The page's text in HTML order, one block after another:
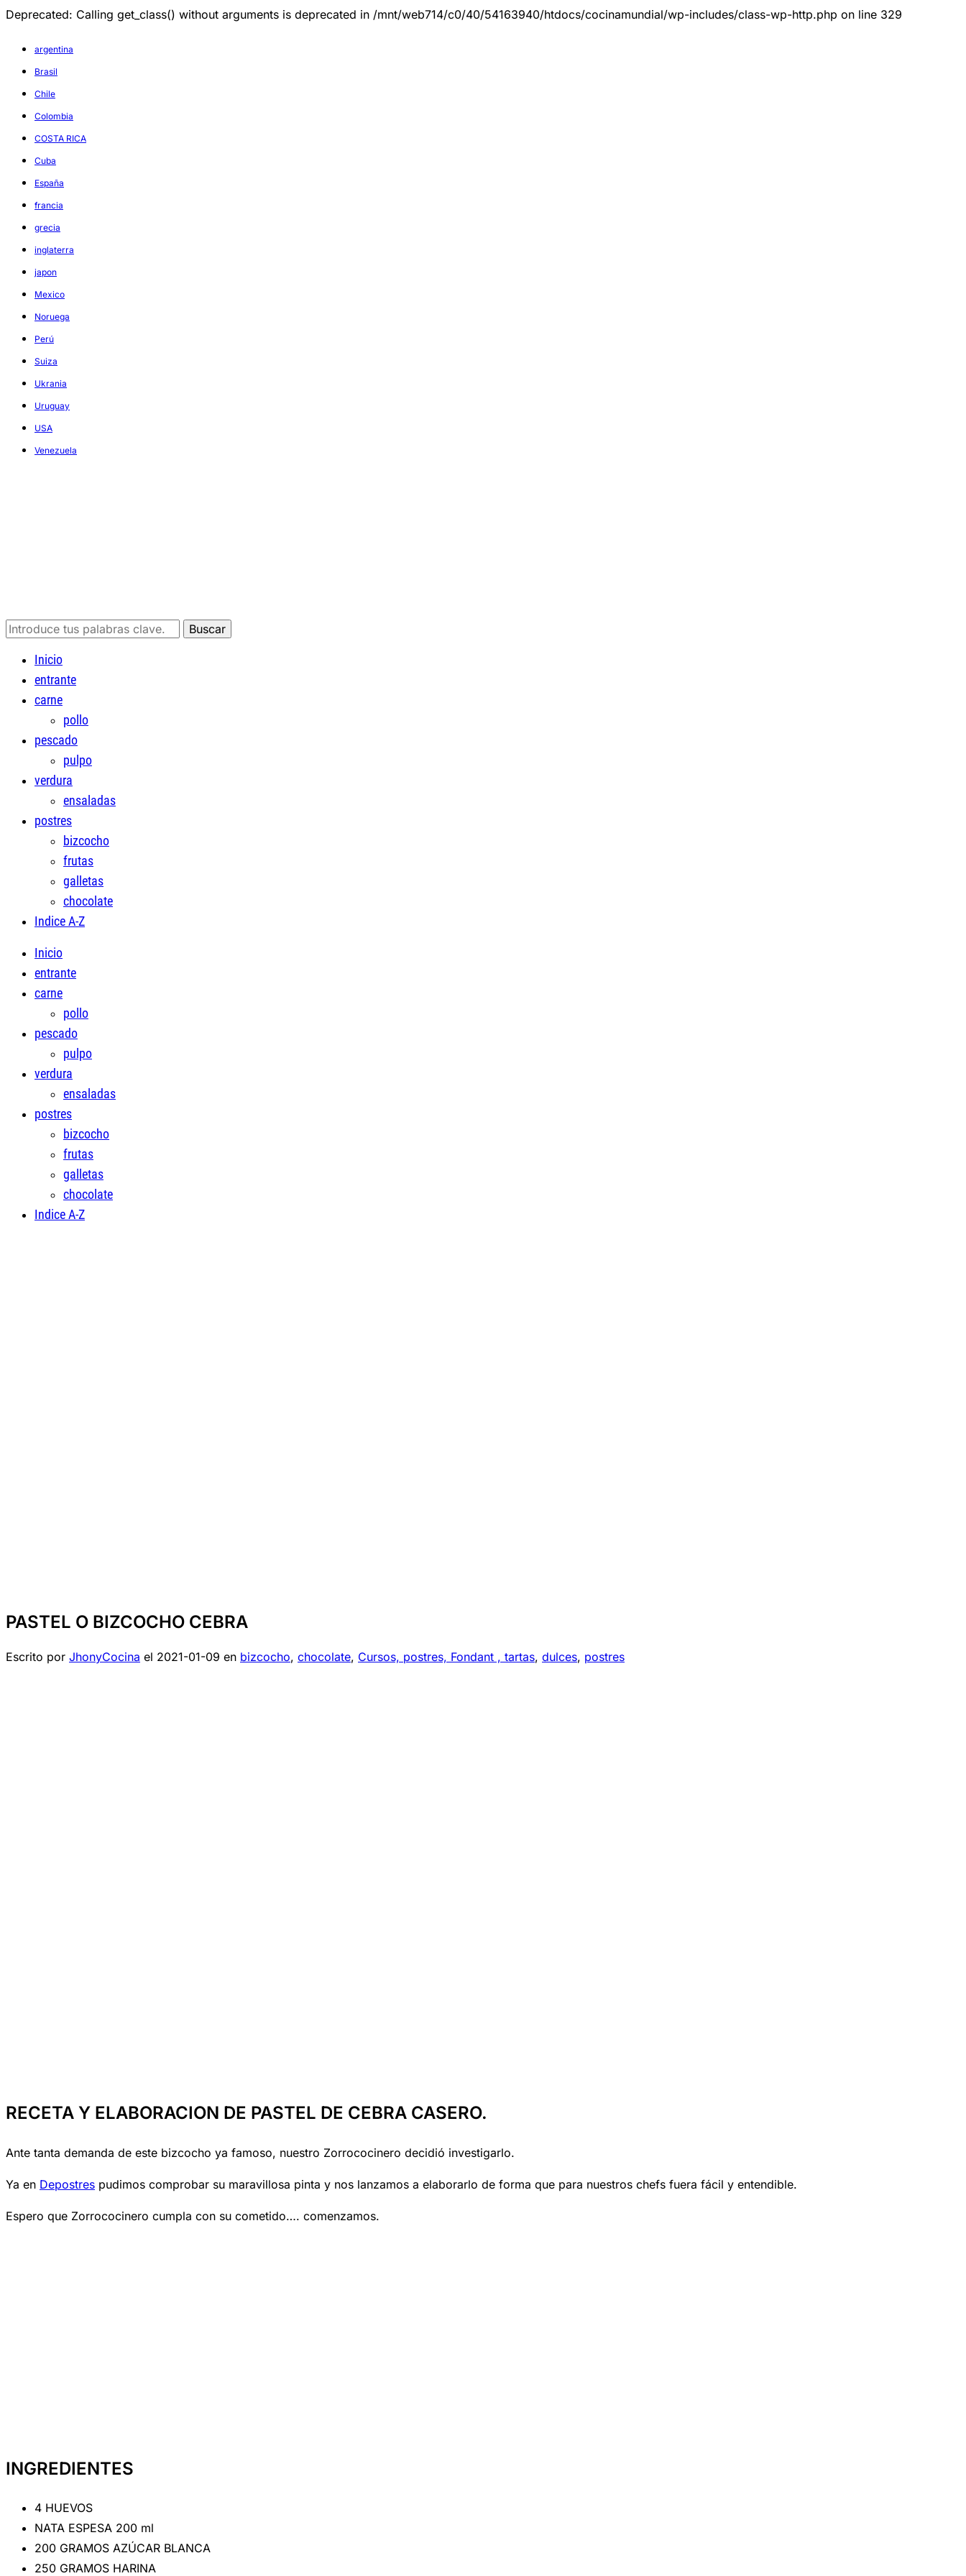
Deprecated: Calling get_class() without arguments is deprecated in /mnt/web714/c0/40/54163940/htdocs/cocinamundial/wp-includes/class-wp-http.php on line 329
argentina
Brasil
Chile
Colombia
COSTA RICA
Cuba
España
francia
grecia
inglaterra
japon
Mexico
Noruega
Perú
Suiza
Ukrania
Uruguay
USA
Venezuela
Inicio
entrante
carne
pollo
pescado
pulpo
verdura
ensaladas
postres
bizcocho
frutas
galletas
chocolate
Indice A-Z
Inicio
entrante
carne
pollo
pescado
pulpo
verdura
ensaladas
postres
bizcocho
frutas
galletas
chocolate
Indice A-Z
PASTEL O BIZCOCHO CEBRA
Escrito por JhonyCocina el 2021-01-09 en bizcocho, chocolate, Cursos, postres, Fondant , tartas, dulces, postres
RECETA Y ELABORACION DE PASTEL DE CEBRA CASERO.
Ante tanta demanda de este bizcocho ya famoso, nuestro Zorrococinero decidió investigarlo.
Ya en Depostres pudimos comprobar su maravillosa pinta y nos lanzamos a elaborarlo de forma que para nuestros chefs fuera fácil y entendible.
Espero que Zorrococinero cumpla con su cometido…. comenzamos.
INGREDIENTES
4 HUEVOS
NATA ESPESA 200 ml
200 GRAMOS AZÚCAR BLANCA
250 GRAMOS HARINA